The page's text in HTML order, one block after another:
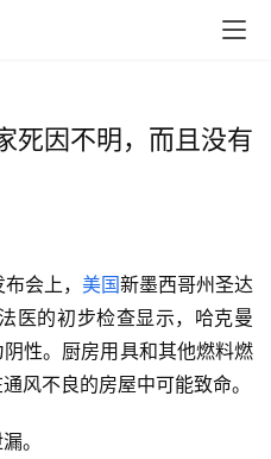
死因不明，而且没有
会上， 美国新墨西哥州圣达
医的初步检查显示，哈克曼
性。厨房用具和其他燃料燃
风不良的房屋中可能致命。
。